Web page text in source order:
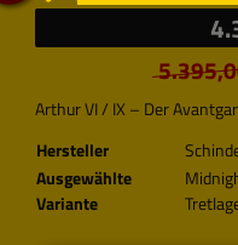
Arthur VI / IX – Der
Hersteller
Ausgewählte
Variante